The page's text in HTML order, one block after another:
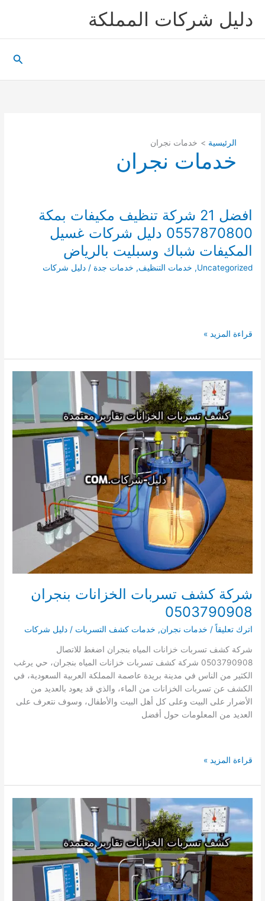
دليل شركات المملكة
الرئيسية خدمات نجران
خدمات نجران
افضل 21 شركة تنظيف مكيفات بمكة
0557870800 دليل شركات غسيل
المكيفات شباك وسبليت بالرياض
Uncategorized
, خدمات التنظيف, خدمات جدة /دليل شركات
افضل
شركة
تنظيف
مكيفات
بمكة
0557870800
دليل
شركات
المكيفات
وسبليت
بالرياض
قراءة المزيد »
شركة كشف تسربات الخزانات بنجران
0503790908
اترك تعليقاً / خدمات نجران, خدمات كشف التسربات /دليل شركات
شركة كشف تسربات خزانات المياه بنجران اضغط للاتصال
0503790908 شركة كشف تسربات خزانات المياه بنجران، حي يرغب
الكثير من الناس في مدينة بريدة عاصمة المملكة العربية السعودية، في
الكشف عن تسربات الخزانات من الماء، والذي قد يعود بالعديد من
الأضرار على البيت وعلى كل أهل البيت والأطفال، وسوف نتعرف على
العديد من المعلومات حول أفضل
شركة
تسربات
الخزانات
بنجران
0503790908
قراءة المزيد »